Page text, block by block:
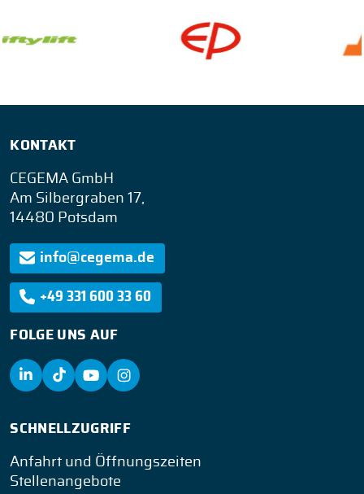
KONTAKT
CEGEMA GmbH
Am Silbergraben 17,
14480 Potsdam
info@cegema.de
+49 331 600 33 60
FOLGE UNS AUF
SCHNELLZUGRIFF
Anfahrt und Öffnungszeiten
Stellenangebote